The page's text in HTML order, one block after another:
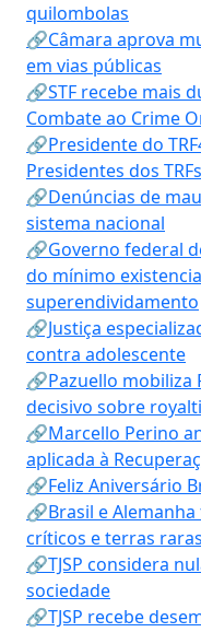
quilombolas
🔗Câmara aprova
em vias públicas
🔗STF recebe mais
Combate ao Crime
🔗Presidente do
Presidentes dos TRFs
🔗Denúncias de
sistema nacional
🔗Governo federal
do mínimo
superendividamento
🔗Justiça
contra adolescente
🔗Pazuello mobiliza
decisivo sobre
🔗Marcello Perino
aplicada à
🔗Feliz Aniversário
🔗Brasil e
críticos e terras raras
🔗TJSP considera
sociedade
🔗TJSP recebe